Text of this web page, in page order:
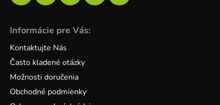
Informácie pre Vás:
Kontaktujte Nás
Často kladené otázky
Možnosti doručenia
Obchodné podmienky